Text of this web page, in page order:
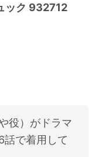
ック 932712
役）がドラマ
話で着用して